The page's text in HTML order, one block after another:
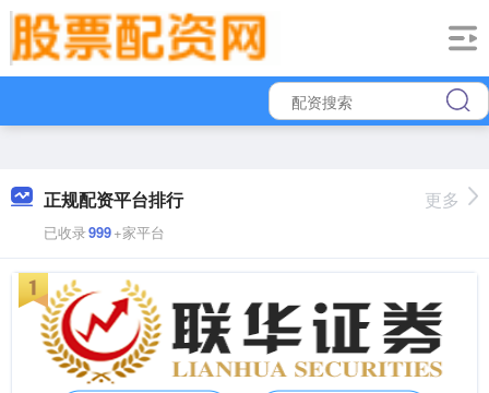
正规配资平台排行
已收录999+家平台
更多